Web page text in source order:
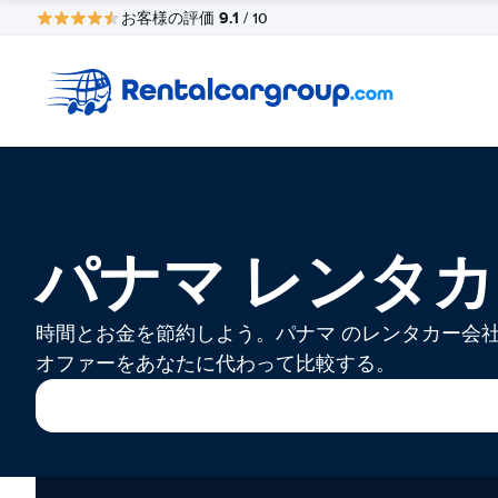
お客様の評価 9.1 / 10
パナマ レンタ
時間とお金を節約しよう。パナマ のレンタカー会
オファーをあなたに代わって比較する。